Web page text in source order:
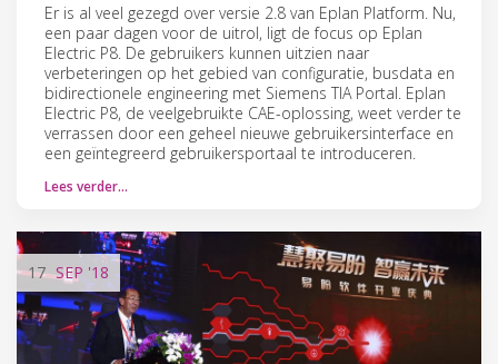
Er is al veel gezegd over versie 2.8 van Eplan Platform. Nu,
een paar dagen voor de uitrol, ligt de focus op Eplan
Electric P8. De gebruikers kunnen uitzien naar
verbeteringen op het gebied van configuratie, busdata en
bidirectionele engineering met Siemens TIA Portal. Eplan
Electric P8, de veelgebruikte CAE-oplossing, weet verder te
verrassen door een geheel nieuwe gebruikersinterface en
een geïntegreerd gebruikersportaal te introduceren.
Lees verder…
17 SEP '18